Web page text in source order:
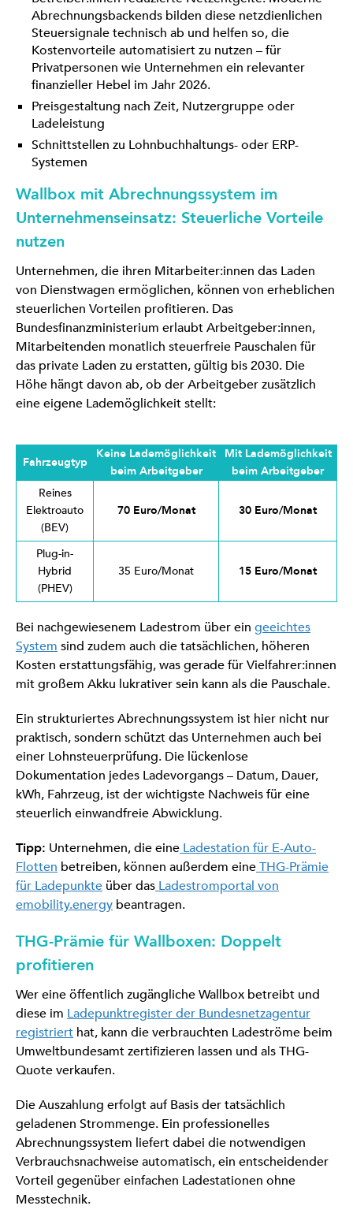
Abrechnungsbackends bilden diese netzdienlichen
Steuersignale technisch ab und helfen so, die
Kostenvorteile automatisiert zu nutzen – für
Privatpersonen wie Unternehmen ein relevanter
finanzieller Hebel im Jahr 2026.
Preisgestaltung nach Zeit, Nutzergruppe oder
Ladeleistung
Schnittstellen zu Lohnbuchhaltungs- oder ERP-
Systemen
Wallbox mit Abrechnungssystem im
Unternehmenseinsatz: Steuerliche Vorteile
nutzen
Unternehmen, die ihren Mitarbeiter:innen das Laden
von Dienstwagen ermöglichen, können von erheblichen
steuerlichen Vorteilen profitieren. Das
Bundesfinanzministerium erlaubt Arbeitgeber:innen,
Mitarbeitenden monatlich steuerfreie Pauschalen für
das private Laden zu erstatten, gültig bis 2030. Die
Höhe hängt davon ab, ob der Arbeitgeber zusätzlich
eine eigene Lademöglichkeit stellt:
Fahrzeugtyp
Keine Lademöglichkeit
beim Arbeitgeber
Mit Lademöglichkeit
beim Arbeitgeber
Reines
Elektroauto
(BEV)
70 Euro/Monat 30 Euro/Monat
Plug-in-
Hybrid
(PHEV)
35 Euro/Monat 15 Euro/Monat
Bei nachgewiesenem Ladestrom über ein geeichtes
System sind zudem auch die tatsächlichen, höheren
Kosten erstattungsfähig, was gerade für Vielfahrer:innen
mit großem Akku lukrativer sein kann als die Pauschale.
Ein strukturiertes Abrechnungssystem ist hier nicht nur
praktisch, sondern schützt das Unternehmen auch bei
einer Lohnsteuerprüfung. Die lückenlose
Dokumentation jedes Ladevorgangs – Datum, Dauer,
kWh, Fahrzeug, ist der wichtigste Nachweis für eine
steuerlich einwandfreie Abwicklung.
Tipp: Unternehmen, die eine Ladestation für E-Auto-
Flotten betreiben, können außerdem eineTHG-Prämie
für Ladepunkte über das Ladestromportal von
emobility.energy beantragen.
THG-Prämie für Wallboxen: Doppelt
profitieren
Wer eine öffentlich zugängliche Wallbox betreibt und
diese im Ladepunktregister der Bundesnetzagentur
registriert hat, kann die verbrauchten Ladeströme beim
Umweltbundesamt zertifizieren lassen und als THG-
Quote verkaufen.
Die Auszahlung erfolgt auf Basis der tatsächlich
geladenen Strommenge. Ein professionelles
Abrechnungssystem liefert dabei die notwendigen
Verbrauchsnachweise automatisch, ein entscheidender
Vorteil gegenüber einfachen Ladestationen ohne
Messtechnik.